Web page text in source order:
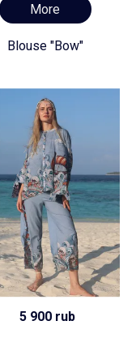
More
Blouse "Bow"
5 900 rub